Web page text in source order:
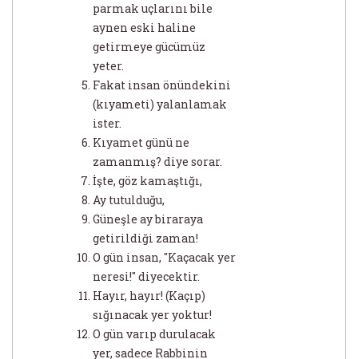
parmak uçlarını bile
aynen eski haline
getirmeye gücümüz
yeter.
Fakat insan önündekini
(kıyameti) yalanlamak
ister.
Kıyamet günü ne
zamanmış? diye sorar.
İşte, göz kamaştığı,
Ay tutulduğu,
Güneşle ay biraraya
getirildiği zaman!
O gün insan, "Kaçacak yer
neresi!" diyecektir.
Hayır, hayır! (Kaçıp)
sığınacak yer yoktur!
O gün varıp durulacak
yer, sadece Rabbinin